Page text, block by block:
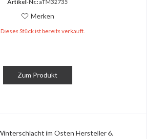
Artikel-Nr.:aTM32735
Merken
Dieses Stück ist bereits verkauft.
Zum Produkt